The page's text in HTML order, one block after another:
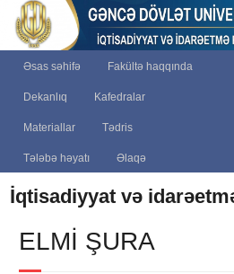
Əsas səhifə Fakültə haqqında
Dekanlıq Kafedralar
Materiallar Tədris
Tələbə həyatı Əlaqə
İqtisadiyyat və
ELMI ŞURA